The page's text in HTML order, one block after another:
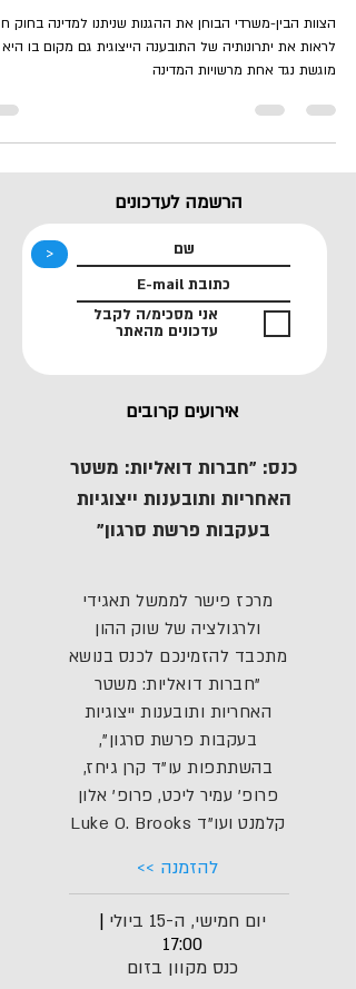
הצוות הבין-משרדי הבוחן את ההגנות שניתנו למדינה בחוק
לראות את יתרונותיה של התובענה הייצוגית גם מקום בו היא
מוגשת נגד אחת מרשויות המדינה
הרשמה לעדכונים
<
אני מסכימ/ה לקבל
עדכונים מהאתר
אירועים קרובים
כנס: "חברות דואליות: משטר
האחריות ותובענות ייצוגיות
בעקבות פרשת סרגון"
מרכז פישר לממשל תאגידי
ולרגולציה של שוק ההון
מתכבד להזמינכם לכנס בנושא
"חברות דואליות: משטר
האחריות ותובענות ייצוגיות
בעקבות פרשת סרגון",
בהשתתפות עו"ד קרן גיחז,
פרופ' עמיר ליכט, פרופ' אלון
קלמנט ועו"ד Luke O. Brooks
להזמנה >>
יום חמישי, ה-15 ביולי
|
17:00
כנס מקוון בזום